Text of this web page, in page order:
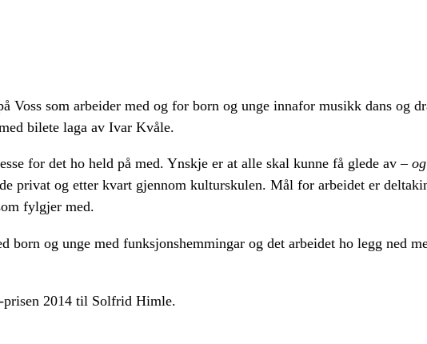
Voss som arbeider med og for born og unge innafor musikk dans og
bilete laga av Ivar Kvåle.
for det ho held på med. Ynskje er at alle skal kunne få glede av –
privat og etter kvart gjennom kulturskulen. Mål for arbeidet er
fylgjer med.
born og unge med funksjonshemmingar og det arbeidet ho legg ned
prisen 2014 til Solfrid Himle.